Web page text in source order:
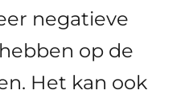
negatieve
op de
Het kan ook